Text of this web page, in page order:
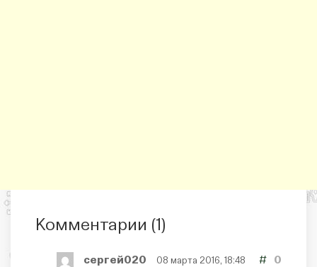
Комментарии (1)
сергей020 08 марта 2016, 18:48 #
0